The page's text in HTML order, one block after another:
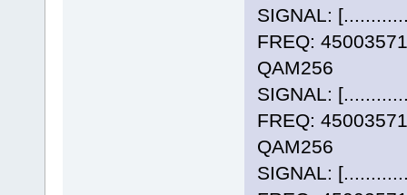
SIGNAL:
FREQ:
QAM256
SIGNAL:
FREQ:
QAM256
SIGNAL: